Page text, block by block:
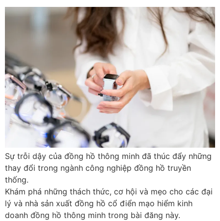
Sự trỗi dậy của đồng hồ thông minh đã thúc đẩy những
thay đổi trong ngành công nghiệp đồng hồ truyền
thống.
Khám phá những thách thức, cơ hội và mẹo cho các đại
lý và nhà sản xuất đồng hồ cổ điển mạo hiểm kinh
doanh đồng hồ thông minh trong bài đăng này.